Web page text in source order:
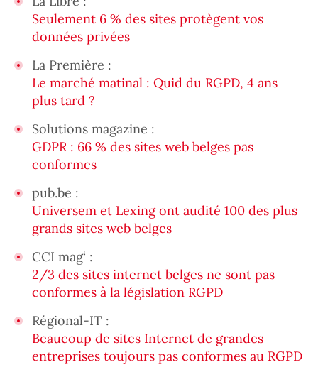
Seulement 6 % des sites protègent vos
données privées
La Première :
Le marché matinal : Quid du RGPD, 4 ans
plus tard ?
Solutions magazine :
GDPR : 66 % des sites web belges pas
conformes
pub.be :
Universem et Lexing ont audité 100 des plus
grands sites web belges
CCI mag‘ :
2/3 des sites internet belges ne sont pas
conformes à la législation RGPD
Régional-IT :
Beaucoup de sites Internet de grandes
entreprises toujours pas conformes au RGPD